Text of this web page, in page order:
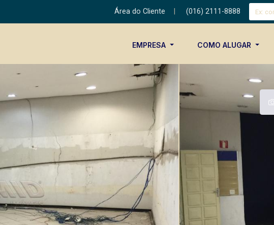
Área do Cliente (016) 2111-8888
EMPRESA COMO ALUGAR